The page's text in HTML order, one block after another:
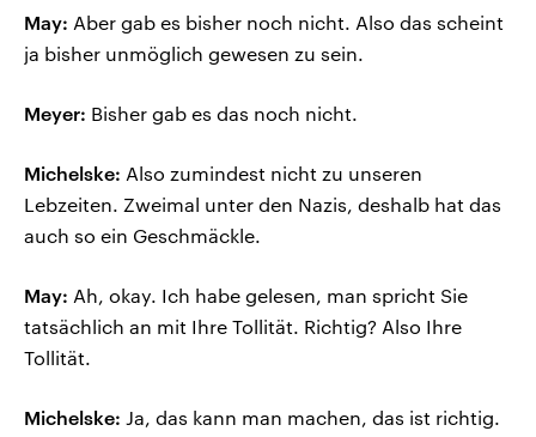
May: Aber gab es bisher noch nicht. Also das scheint
ja bisher unmöglich gewesen zu sein.
Meyer: Bisher gab es das noch nicht.
Michelske: Also zumindest nicht zu unseren
Lebzeiten. Zweimal unter den Nazis, deshalb hat das
auch so ein Geschmäckle.
May: Ah, okay. Ich habe gelesen, man spricht Sie
tatsächlich an mit Ihre Tollität. Richtig? Also Ihre
Tollität.
Michelske: Ja, das kann man machen, das ist richtig.